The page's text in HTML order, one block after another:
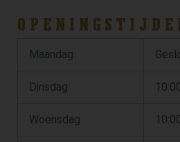
Maandag
Dinsdag
Woensdag